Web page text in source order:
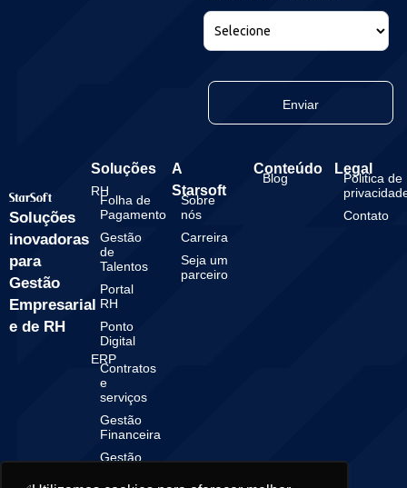
Enviar
Soluções
inovadoras
para
Gestão
Empresarial
e de RH
Soluções
RH
Folha de
Pagamento
Gestão
de
Talentos
Portal
RH
Ponto
Digital
ERP
Contratos
e
serviços
Gestão
Financeira
Gestão
A
Starsoft
Sobre
nós
Carreira
Seja um
parceiro
Conteúdo
Blog
Legal
Politica de
Contato